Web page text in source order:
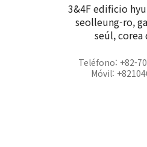
3&4F edificio
seolleung-ro,
seúl, corea
Teléfono: +82-
Móvil: